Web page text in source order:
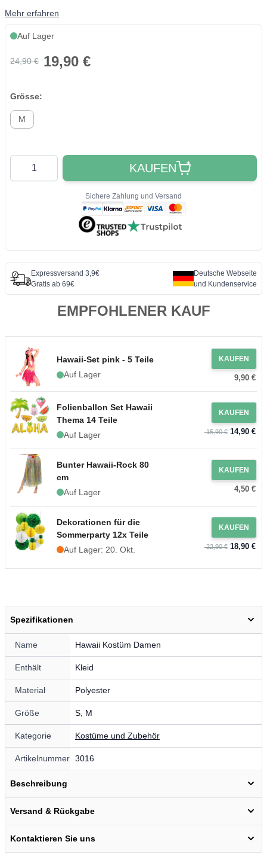
Mehr erfahren
Auf Lager
24,90 € 19,90 €
Grösse:
M
Quantity
KAUFEN
Sichere Zahlung und Versand
Expressversand 3,9€
Gratis ab 69€
Deutsche Webseite
und Kundenservice
EMPFOHLENER KAUF
Hawaii-Set pink - 5 Teile
Auf Lager
KAUFEN
9,90 €
Folienballon Set Hawaii
Thema 14 Teile
Auf Lager
KAUFEN
15,90 €14,90 €
Bunter Hawaii-Rock 80
cm
Auf Lager
KAUFEN
4,50 €
Dekorationen für die
Sommerparty 12x Teile
Auf Lager: 20. Okt.
KAUFEN
22,90 €18,90 €
Spezifikationen
Name Hawaii Kostüm Damen
Enthält Kleid
Material Polyester
Größe S, M
Kategorie Kostüme und Zubehör
Artikelnummer 3016
Beschreibung
Versand & Rückgabe
Kontaktieren Sie uns